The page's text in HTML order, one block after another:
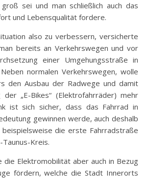
sei und man schließlich auch das
und Lebensqualität fordere.
also zu verbessern, versicherte
bereits an Verkehrswegen und vor
einer Umgehungsstraße in
normalen Verkehrswegen, wolle
den Ausbau der Radwege und damit
„E-Bikes“ (Elektrofahrräder) mehr
ist sich sicher, dass das Fahrrad in
gewinnen werde, auch deshalb
die erste Fahrradstraße
Kreis.
die Elektromobilität aber auch in Bezug
fördern, welche die Stadt Innerorts